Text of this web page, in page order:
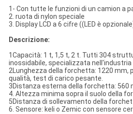
1- Con tutte le funzioni di un camion a
2. ruota di nylon speciale
3. Display LCD a 6 cifre ((LED è
Descrizione:
1Capacità: 1 t, 1,5 t, 2 t. Tutti 304
inossidabile, specializzata nell'industria
2Lunghezza della forchetta: 1220 mm,
qualità, test di carico pesante.
3Distanza esterna della forchetta: 560
4. Altezza minima sopra il suolo della
5Distanza di sollevamento della
6. Sensore: keli o Zemic con sensore